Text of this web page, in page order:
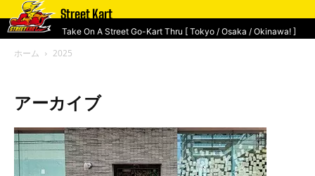
Street Kart
Take On A Street Go-Kart Thru [ Tokyo / Osaka / Okinawa! ]
ホーム 2025
アーカイブ